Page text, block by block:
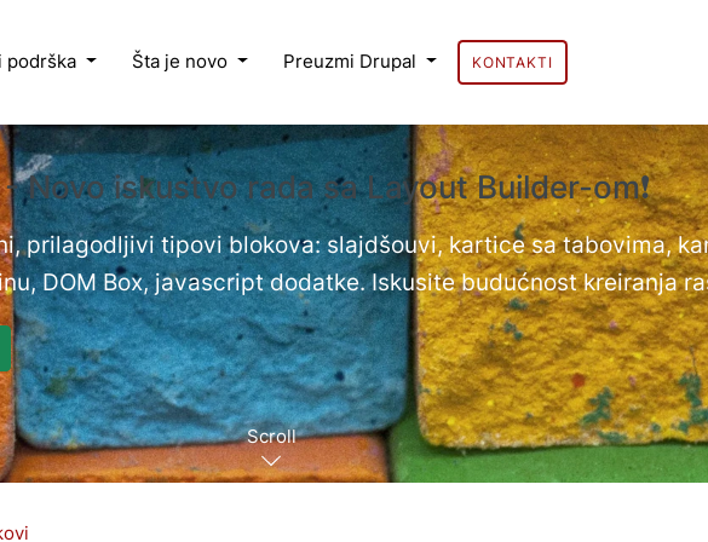
podrška Šta je novo Preuzmi Drupal KONTAKTI
iskustvo rada sa Layout Builder-om❗
prilagodljivi tipovi blokova: slajdšouvi, kartice sa tabovima,
DOM Box, javascript dodatke. Iskusite budućnost kreiranja
Scroll